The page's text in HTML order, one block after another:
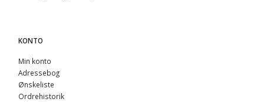
KONTO
Min konto
Adressebog
Ønskeliste
Ordrehistorik